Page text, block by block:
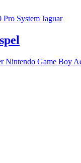
Pro System Jaguar
Nintendo Game Boy